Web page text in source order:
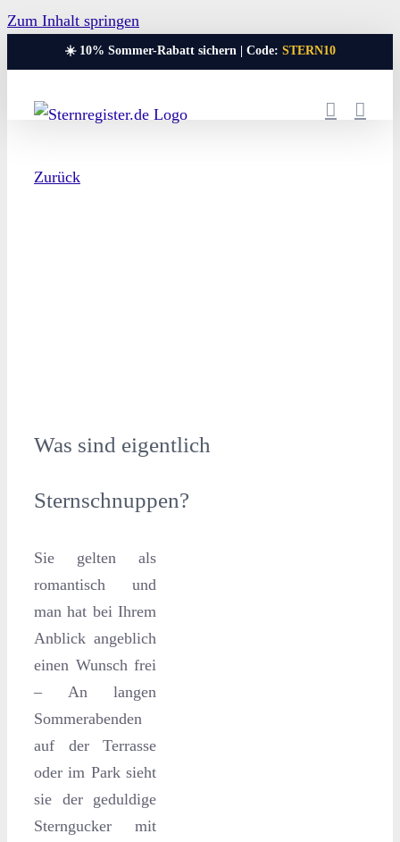
Zum Inhalt springen
☀️ 10% Sommer-Rabatt sichern | Code: STERN10
Zurück
Was sind eigentlich
Sternschnuppen?
Sie gelten als
romantisch und
man hat bei Ihrem
Anblick angeblich
einen Wunsch frei
– An langen
Sommerabenden
auf der Terrasse
oder im Park sieht
sie der geduldige
Sterngucker mit